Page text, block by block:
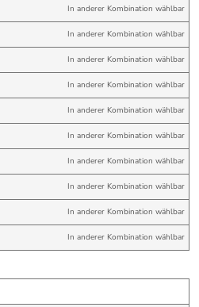
In anderer Kombination wählbar
In anderer Kombination wählbar
In anderer Kombination wählbar
In anderer Kombination wählbar
In anderer Kombination wählbar
In anderer Kombination wählbar
In anderer Kombination wählbar
In anderer Kombination wählbar
In anderer Kombination wählbar
In anderer Kombination wählbar